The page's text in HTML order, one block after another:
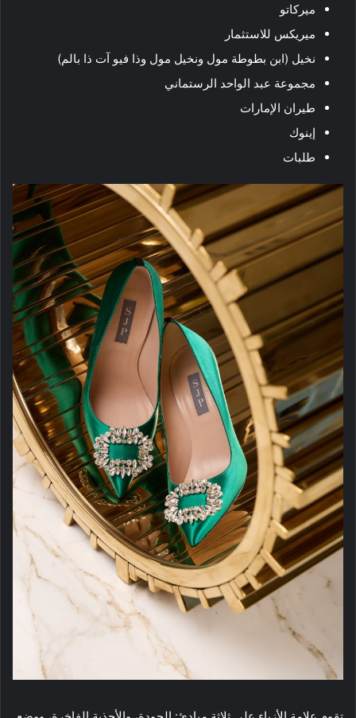
ميركاتو
ميريكس للاستثمار
نخيل (ابن بطوطة مول ونخيل مول وذا فيو آت ذا بالم)
مجموعة عبد الواحد الرستماني
طيران الإمارات
إينوك
طلبات